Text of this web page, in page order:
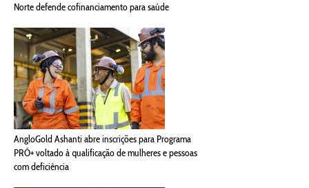
Norte defende cofinanciamento para saúde
AngloGold Ashanti abre inscrições para Programa
PRÓ+ voltado à qualificação de mulheres e pessoas
com deficiência